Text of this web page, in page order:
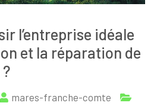
l’entreprise idéale
et la réparation de
mares-franche-comte